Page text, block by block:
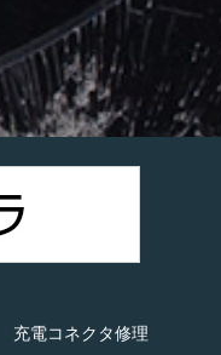
充電コネクタ修理